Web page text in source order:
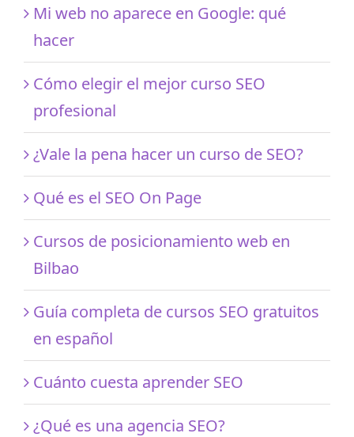
Mi web no aparece en Google: qué
hacer
Cómo elegir el mejor curso SEO
profesional
¿Vale la pena hacer un curso de SEO?
Qué es el SEO On Page
Cursos de posicionamiento web en
Bilbao
Guía completa de cursos SEO gratuitos
en español
Cuánto cuesta aprender SEO
¿Qué es una agencia SEO?